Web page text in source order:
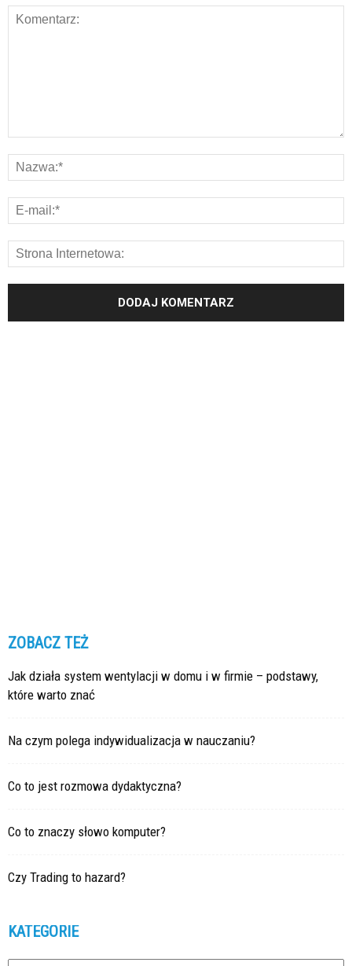
ZOBACZ TEŻ
Jak działa system wentylacji w domu i w firmie – podstawy,
które warto znać
Na czym polega indywidualizacja w nauczaniu?
Co to jest rozmowa dydaktyczna?
Co to znaczy słowo komputer?
Czy Trading to hazard?
KATEGORIE
Kategorie